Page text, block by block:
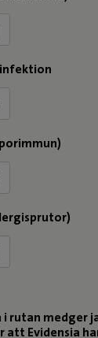
i rutan medger
att Evidensia